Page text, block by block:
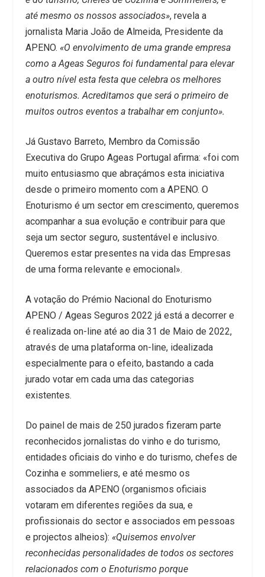
até mesmo os nossos associados», revela a
jornalista Maria João de Almeida, Presidente da
APENO. «O envolvimento de uma grande empresa
como a Ageas Seguros foi fundamental para elevar
a outro nível esta festa que celebra os melhores
enoturismos. Acreditamos que será o primeiro de
muitos outros eventos a trabalhar em conjunto».
Já Gustavo Barreto, Membro da Comissão
Executiva do Grupo Ageas Portugal afirma: «foi com
muito entusiasmo que abraçámos esta iniciativa
desde o primeiro momento com a APENO. O
Enoturismo é um sector em crescimento, queremos
acompanhar a sua evolução e contribuir para que
seja um sector seguro, sustentável e inclusivo.
Queremos estar presentes na vida das Empresas
de uma forma relevante e emocional».
A votação do Prémio Nacional do Enoturismo
APENO / Ageas Seguros 2022 já está a decorrer e
é realizada on-line até ao dia 31 de Maio de 2022,
através de uma plataforma on-line, idealizada
especialmente para o efeito, bastando a cada
jurado votar em cada uma das categorias
existentes.
Do painel de mais de 250 jurados fizeram parte
reconhecidos jornalistas do vinho e do turismo,
entidades oficiais do vinho e do turismo, chefes de
Cozinha e sommeliers, e até mesmo os
associados da APENO (organismos oficiais
votaram em diferentes regiões da sua, e
profissionais do sector e associados em pessoas
e projectos alheios): «Quisemos envolver
reconhecidas personalidades de todos os sectores
relacionados com o Enoturismo porque